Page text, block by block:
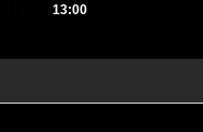
13:00